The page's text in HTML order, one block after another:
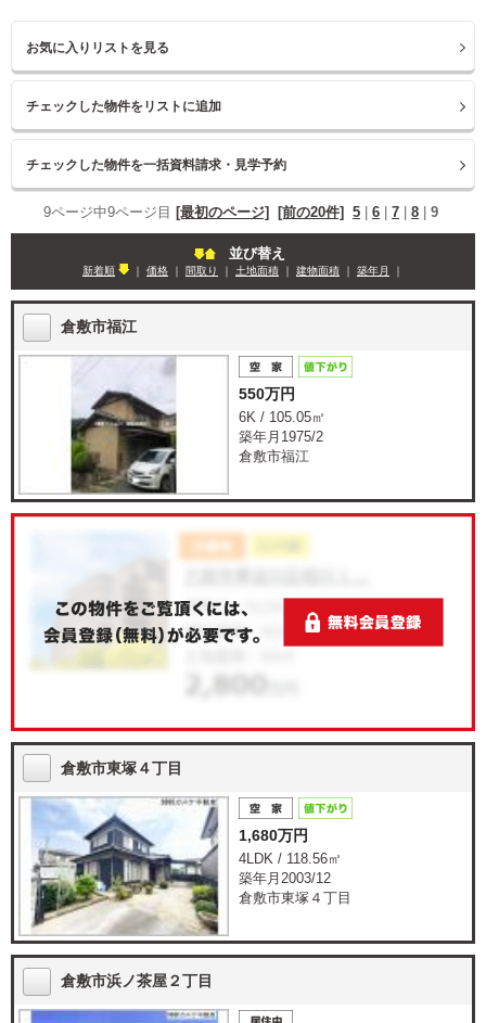
お気に入りリストを見る
9ページ中9ページ目 [最初のページ] [前の20件] 5 6 7 8 9
並び替え
新着順 ｜ 価格 ｜ 間取り ｜ 土地面積 ｜ 建物面積 ｜ 築年月 ｜
倉敷市福江
550万円
6K / 105.05㎡
築年月1975/2
倉敷市福江
倉敷市東塚４丁目
1,680万円
4LDK / 118.56㎡
築年月2003/12
倉敷市東塚４丁目
倉敷市浜ノ茶屋２丁目